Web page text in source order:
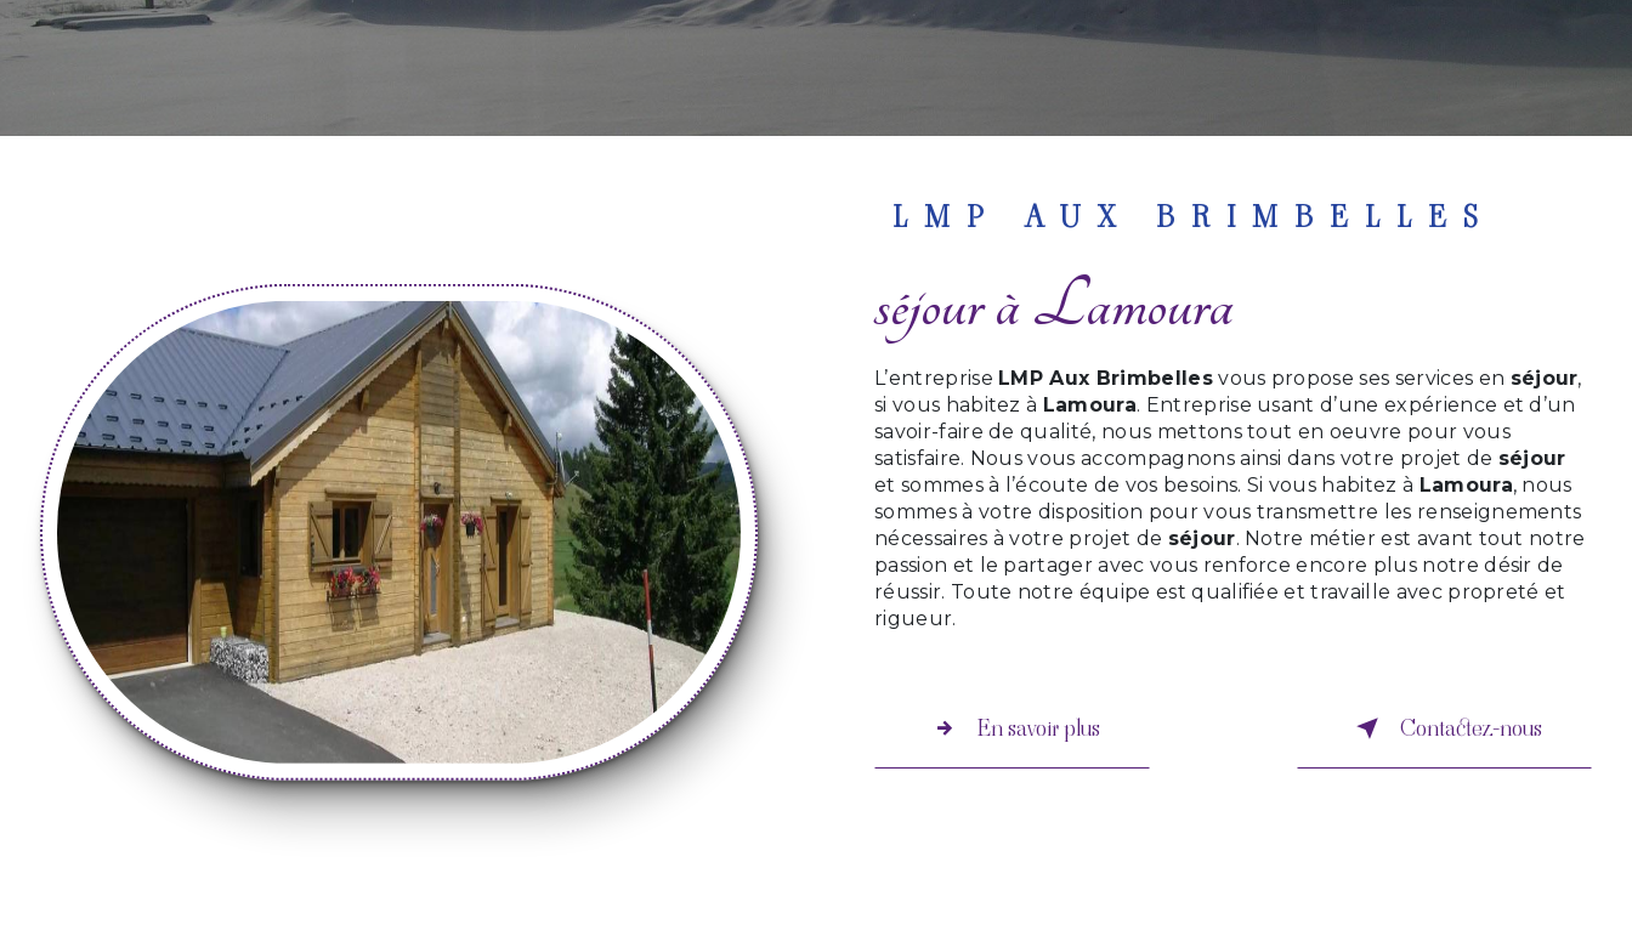
LMP AUX BRIMBELLES
séjour à Lamoura
L’entreprise LMP Aux Brimbellesvous propose ses services en séjour,
si vous habitez à Lamoura. Entreprise usant d’une expérience et d’un
savoir-faire de qualité, nous mettons tout en oeuvre pour vous
satisfaire. Nous vous accompagnons ainsi dans votre projet de séjour
et sommes à l’écoute de vos besoins. Si vous habitez à Lamoura, nous
sommes à votre disposition pour vous transmettre les renseignements
nécessaires à votre projet de séjour. Notre métier est avant tout notre
passion et le partager avec vous renforce encore plus notre désir de
réussir. Toute notre équipe est qualifiée et travaille avec propreté et
rigueur.
En savoir plus Contactez-nous